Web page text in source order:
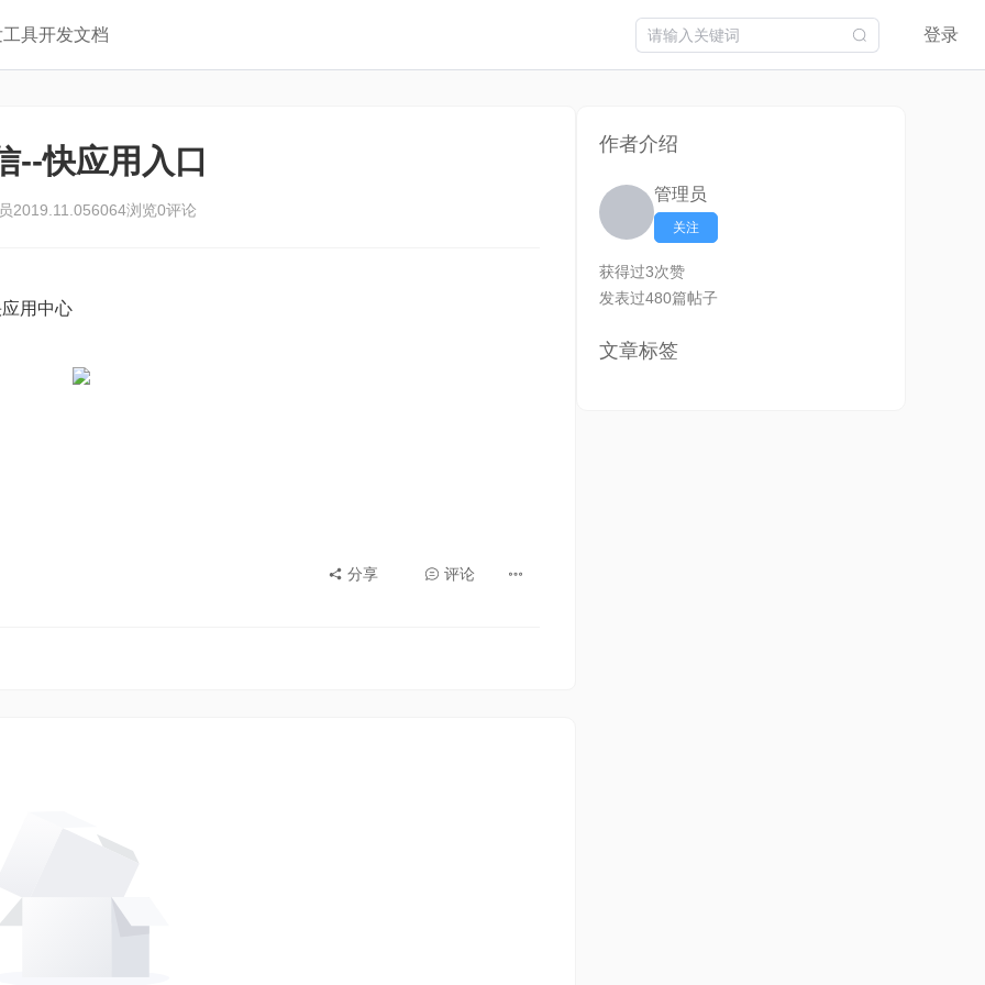
具开发文档 登录
--快应用入口
2019.11.056064浏览0评论
分享 评论
作者介绍
管理员
关注
获得过3次赞
发表过480篇帖子
文章标签